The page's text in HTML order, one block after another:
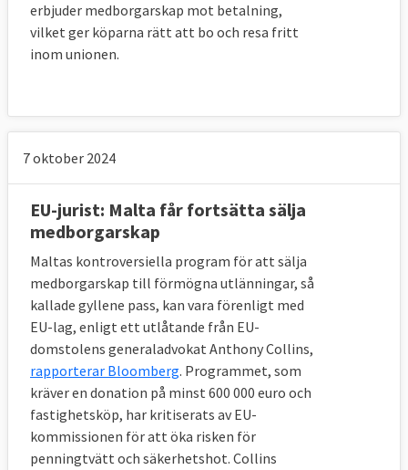
erbjuder medborgarskap mot betalning,
vilket ger köparna rätt att bo och resa fritt
inom unionen.
7 oktober 2024
EU-jurist: Malta får fortsätta sälja
medborgarskap
Maltas kontroversiella program för att sälja
medborgarskap till förmögna utlänningar, så
kallade gyllene pass, kan vara förenligt med
EU-lag, enligt ett utlåtande från EU-
domstolens generaladvokat Anthony Collins,
rapporterar Bloomberg. Programmet, som
kräver en donation på minst 600 000 euro och
fastighetsköp, har kritiserats av EU-
kommissionen för att öka risken för
penningtvätt och säkerhetshot. Collins